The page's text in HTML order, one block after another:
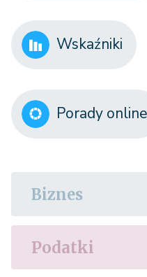
Wskaźniki
Porady online
Biznes
Podatki